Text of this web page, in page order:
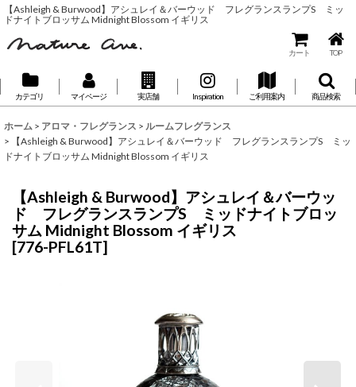
【Ashleigh & Burwood】アシュレイ＆バーウッド フレグランスランプS ミッ
ドナイトブロッサム Midnight Blossom イギリス
カート TOP
カテゴリ マイページ 実店舗 Inspiration ご利用案内 商品検索
ホーム > アロマ・フレグランス > ルームフレグランス
>
【Ashleigh & Burwood】アシュレイ＆バーウッド フレグランスランプS ミッ
ドナイトブロッサム Midnight Blossom イギリス
【Ashleigh & Burwood】アシュレイ＆バーウッ
ド フレグランスランプS ミッドナイトブロッ
サム Midnight Blossom イギリス
[776-PFL61T]